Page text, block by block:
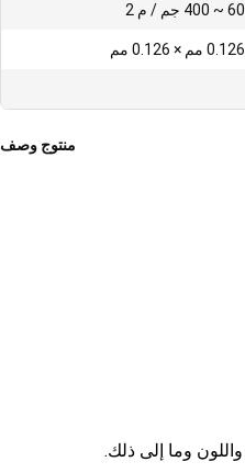
60 ~ 400 جم / م 2
0.126 مم × 0.126 مم
منتوج وصف